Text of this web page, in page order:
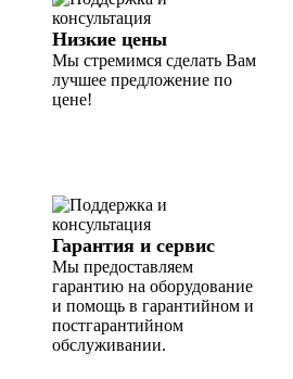
Низкие цены
Мы стремимся сделать Вам
лучшее предложение по
цене!
Гарантия и сервис
Мы предоставляем
гарантию на оборудование
и помощь в гарантийном и
постгарантийном
обслуживании.